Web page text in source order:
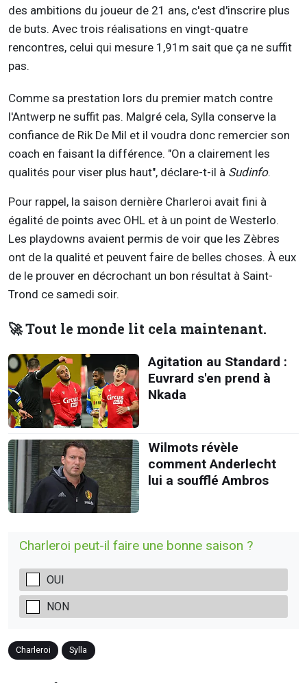
des ambitions du joueur de 21 ans, c'est d'inscrire plus
de buts. Avec trois réalisations en vingt-quatre
rencontres, celui qui mesure 1,91m sait que ça ne suffit
pas.
Comme sa prestation lors du premier match contre
l'Antwerp ne suffit pas. Malgré cela, Sylla conserve la
confiance de Rik De Mil et il voudra donc remercier son
coach en faisant la différence. "On a clairement les
qualités pour viser plus haut", déclare-t-il à Sudinfo.
Pour rappel, la saison dernière Charleroi avait fini à
égalité de points avec OHL et à un point de Westerlo.
Les playdowns avaient permis de voir que les Zèbres
ont de la qualité et peuvent faire de belles choses. À eux
de le prouver en décrochant un bon résultat à Saint-
Trond ce samedi soir.
🚀 Tout le monde lit cela maintenant.
Agitation au Standard :
Euvrard s'en prend à
Nkada
Wilmots révèle
comment Anderlecht
lui a soufflé Ambros
Charleroi peut-il faire une bonne saison ?
OUI
NON
Charleroi Sylla